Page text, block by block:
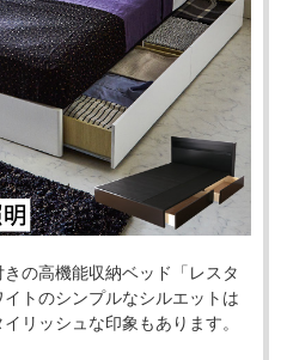
の高機能収納ベッド「レスタ
トのシンプルなシルエットは
リッシュな印象もあります。